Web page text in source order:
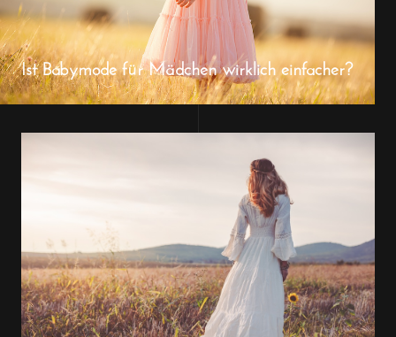
Ist Babymode für Mädchen wirklich einfacher?